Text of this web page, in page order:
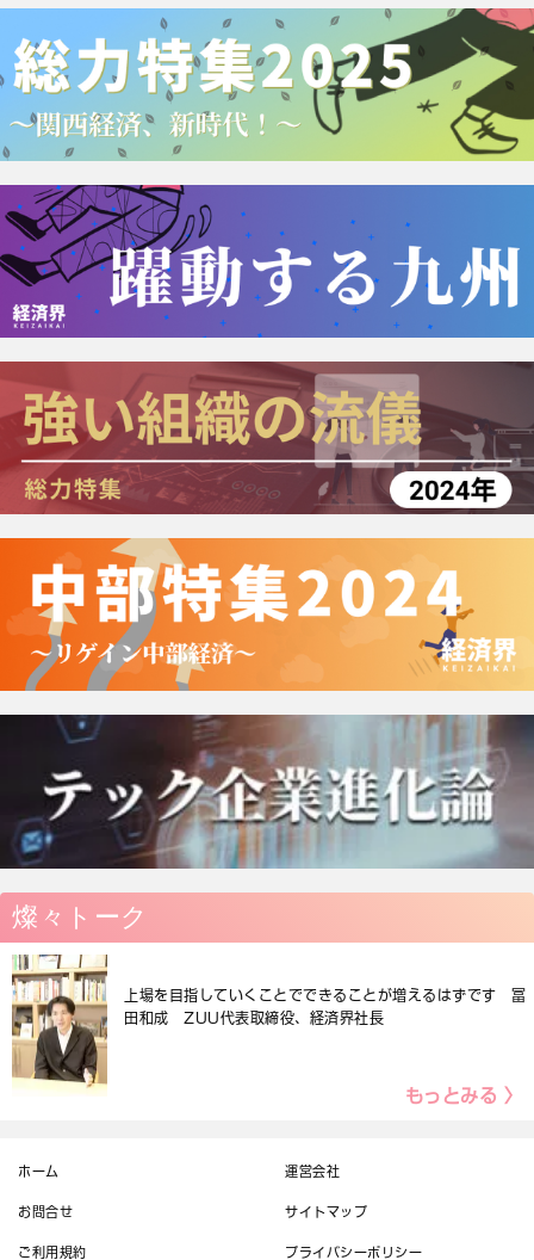
燦々トーク
上場を目指していくことでできることが増えるはずです 冨
田和成 ZUU代表取締役、経済界社長
もっとみる 〉
ホーム 運営会社
お問合せ サイトマップ
ご利用規約 プライバシーポリシー